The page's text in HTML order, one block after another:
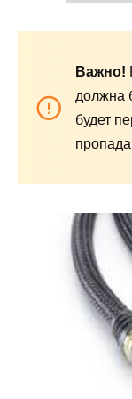
Важно!
должна
будет